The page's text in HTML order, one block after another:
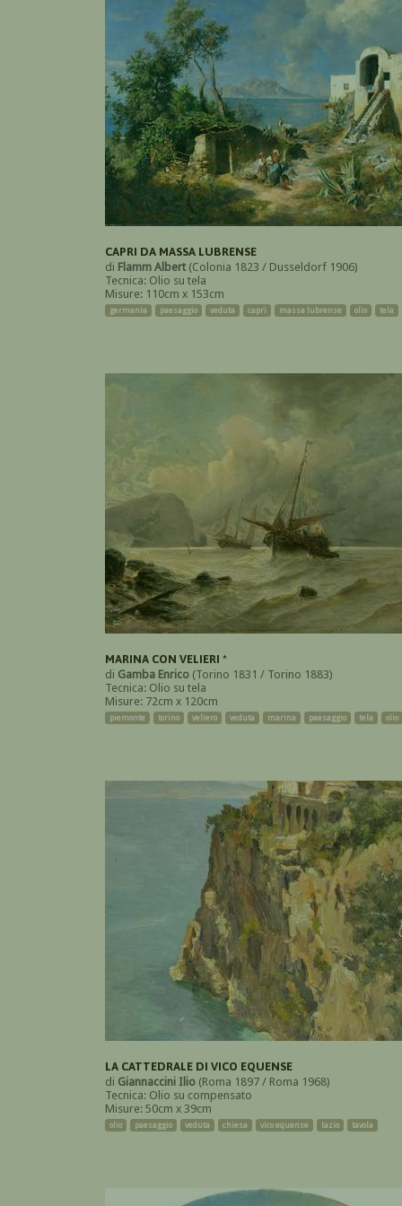
CAPRI DA MASSA LUBRENSE
di Flamm Albert (Colonia 1823 / Dusseldorf 1906)
Tecnica: Olio su tela
Misure: 110cm x 153cm
germania paesaggio veduta capri massa lubrense olio tela
MARINA CON VELIERI *
di Gamba Enrico (Torino 1831 / Torino 1883)
Tecnica: Olio su tela
Misure: 72cm x 120cm
piemonte torino veliero veduta marina paesaggio tela olio
LA CATTEDRALE DI VICO EQUENSE
di Giannaccini Ilio (Roma 1897 / Roma 1968)
Tecnica: Olio su compensato
Misure: 50cm x 39cm
olio paesaggio veduta chiesa vico equense lazio tavola